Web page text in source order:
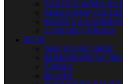
NOTOVÁ MAPA NA
LEMOVANIE
MOTÍVY NA
CUSTOM VÝROBA
BICIE
AKUSTICKÉ BICIE
ELEKTRONICKÉ
ČINELY
BLANY